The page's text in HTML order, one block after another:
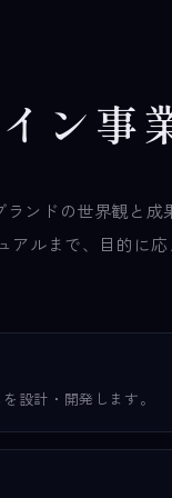
イ ン事
ンドの世界観と
アルまで、目的に
設計・開発します。